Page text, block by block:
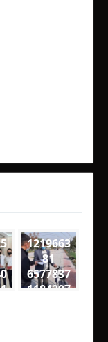
1219663
81
6577837
1184297